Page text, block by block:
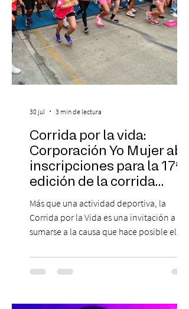
Corrida por la vida:
Corporación Yo Mujer abre
inscripciones para la 17ª
edición de la corrida
solidaria
Más que una actividad deportiva, la
Corrida por la Vida es una invitación a
sumarse a la causa que hace posible el
desarrolla durante todo el año: brindar
orientación, contención y apoyo
experiencia del cáncer de mama y a sus
30 jul 3 min de lectura